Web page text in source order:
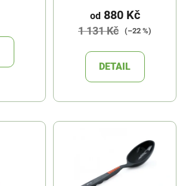
od880 Kč
1 131 Kč (–22 %)
DETAIL